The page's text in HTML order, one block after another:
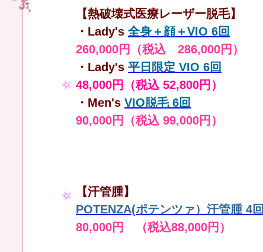
【熱破壊式医療レーザー脱毛】
・Lady's 全身＋顔＋VIO 6回
260,000円（税込 286,000円）
・Lady's 平日限定 VIO 6回
48,000円（税込 52,800円）
・Men's VIO脱毛 6回
90,000円（税込 99,000円）
【汗管腫】
POTENZA(ポテンツァ）汗管腫 4回
80,000円 （税込88,000円）